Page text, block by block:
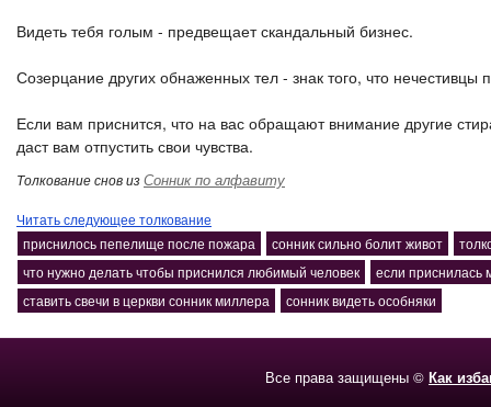
Видеть тебя голым - предвещает скандальный бизнес.
Созерцание других обнаженных тел - знак того, что нечестивцы
Если вам приснится, что на вас обращают внимание другие
даст вам отпустить свои чувства.
Толкование снов изСонник по алфавиту
Читать следующее толкование
приснилось пепелище после пожара
сонник сильно болит живот
что нужно делать чтобы приснился любимый человек
если приснилась
ставить свечи в церкви сонник миллера
сонник видеть особняки
Все права защищены © Как